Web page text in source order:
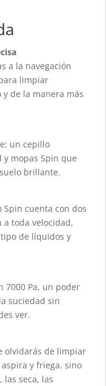
a la navegación
limpiar
de la manera más
un cepillo
mopas Spin que
brillante.
cuenta con dos
toda velocidad,
de líquidos y
7000 Pa, un poder
suciedad sin
ver.
olvidarás de limpiar
y friega, sino
las seca, las